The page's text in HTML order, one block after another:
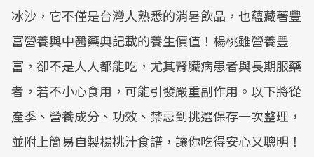
冰沙，它不僅是台灣人熟悉的消暑飲品，也蘊藏著豐
富營養與中醫藥典記載的養生價值！楊桃雖營養豐
富，卻不是人人都能吃，尤其腎臟病患者與長期服藥
者，若不小心食用，可能引發嚴重副作用。以下將從
產季、營養成分、功效、禁忌到挑選保存一次整理，
並附上簡易自製楊桃汁食譜，讓你吃得安心又聰明！